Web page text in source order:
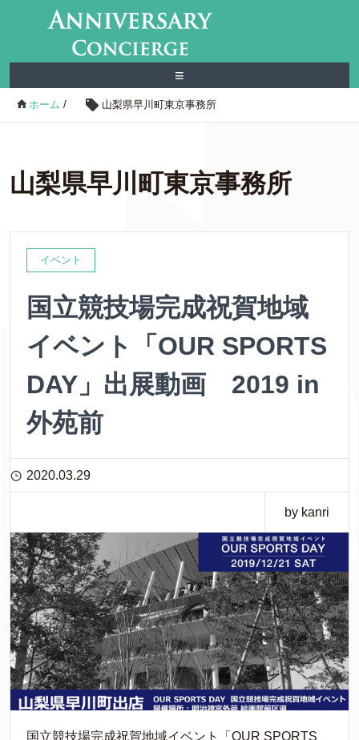
≡
ホーム / 山梨県早川町東京事務所
山梨県早川町東京事務所
イベント
国立競技場完成祝賀地域
イベント「OUR SPORTS
DAY」出展動画 2019 in
外苑前
2020.03.29
by kanri
国立競技場完成祝賀地域イベント「OUR SPORTS